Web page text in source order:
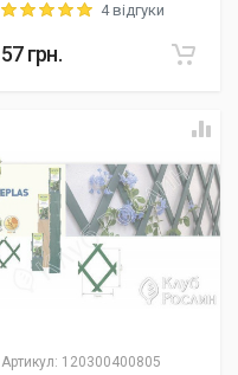
Rating: 5 out of 54 відгуки
57 грн.
Артикул: 120300400805